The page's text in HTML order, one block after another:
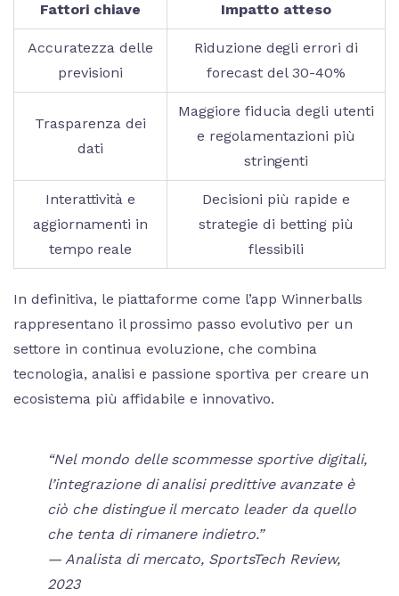
Fattori chiave Impatto atteso
Accuratezza delle
previsioni
Riduzione degli errori di
forecast del 30-40%
Trasparenza dei
dati
Maggiore fiducia degli utenti
e regolamentazioni più
stringenti
Interattività e
aggiornamenti in
tempo reale
Decisioni più rapide e
strategie di betting più
flessibili
In definitiva, le piattaforme come l’app Winnerballs
rappresentano il prossimo passo evolutivo per un
settore in continua evoluzione, che combina
tecnologia, analisi e passione sportiva per creare un
ecosistema più affidabile e innovativo.
“Nel mondo delle scommesse sportive digitali,
l’integrazione di analisi predittive avanzate è
ciò che distingue il mercato leader da quello
che tenta di rimanere indietro.”
— Analista di mercato, SportsTech Review,
2023